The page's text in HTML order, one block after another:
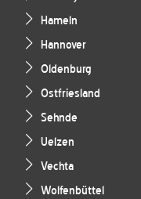
Hameln
Hannover
Oldenburg
Ostfriesland
Sehnde
Uelzen
Vechta
Wolfenbüttel